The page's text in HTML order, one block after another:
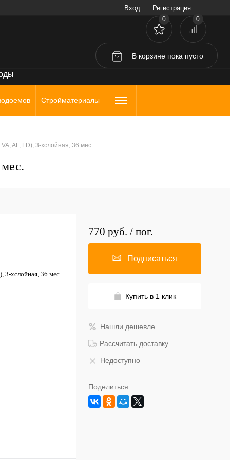
Вход Регистрация
0 0
В корзине пока пусто
Стройматериалы
AF, LD), 3-хслойная, 36 мес.
3-хслойная, 36 мес.
770 руб. / пог.
Подписаться
Купить в 1 клик
Нашли дешевле
Рассчитать доставку
Недоступно
Поделиться